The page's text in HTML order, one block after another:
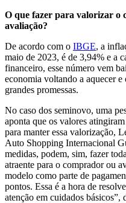
O que fazer para valorizar o
avaliação?
De acordo com o IBGE, a
maio de 2023, é de 3,94% e a
financeiro, esse número vem
economia voltando a aquecer
grandes promessas.
No caso dos seminovo, uma
aponta que os valores
para manter essa valorização,
Auto Shopping Internacional
medidas, podem, sim, fazer
atraente para o comprador ou
modelo como parte de
pontos. Essa é a hora de
atenção em cuidados básicos”,